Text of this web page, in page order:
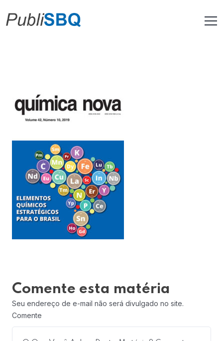
Comente esta matéria
Seu endereço de e-mail não será divulgado no site.
Comente